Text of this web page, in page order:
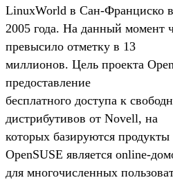
LinuxWorld в Сан-Франциско в
2005 года. На данный момент
превысило отметку в 13
миллионов. Цель проекта
предоставление
бесплатного доступа к
дистрибутивов от Novell, на
которых базируются
OpenSUSE является online-
для многочисленных